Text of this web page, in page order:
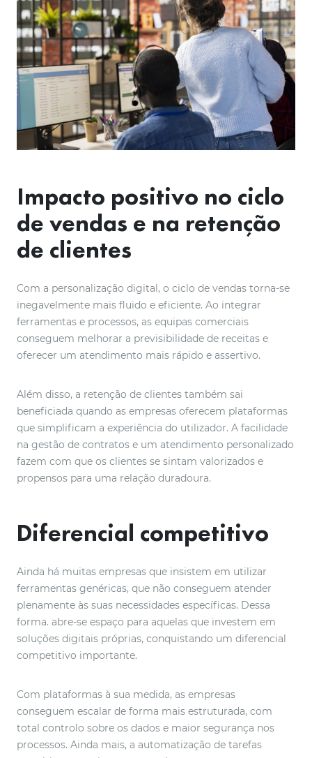
Impacto positivo no ciclo
de vendas e na retenção
de clientes
Com a personalização digital, o ciclo de vendas torna-se
inegavelmente mais fluido e eficiente. Ao integrar
ferramentas e processos, as equipas comerciais
conseguem melhorar a previsibilidade de receitas e
oferecer um atendimento mais rápido e assertivo.
Além disso, a retenção de clientes também sai
beneficiada quando as empresas oferecem plataformas
que simplificam a experiência do utilizador. A facilidade
na gestão de contratos e um atendimento personalizado
fazem com que os clientes se sintam valorizados e
propensos para uma relação duradoura.
Diferencial competitivo
Ainda há muitas empresas que insistem em utilizar
ferramentas genéricas, que não conseguem atender
plenamente às suas necessidades específicas. Dessa
forma. abre-se espaço para aquelas que investem em
soluções digitais próprias, conquistando um diferencial
competitivo importante.
Com plataformas à sua medida, as empresas
conseguem escalar de forma mais estruturada, com
total controlo sobre os dados e maior segurança nos
processos. Ainda mais, a automatização de tarefas